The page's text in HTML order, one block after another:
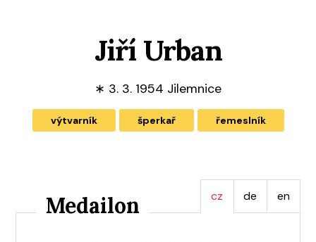
Jiří Urban
∗ 3. 3. 1954 Jilemnice
výtvarník šperkař řemeslník
Medailon cz de en